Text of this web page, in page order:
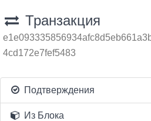
Транзакция
4cd172e7fef5483
Подтверждения
Из Блока